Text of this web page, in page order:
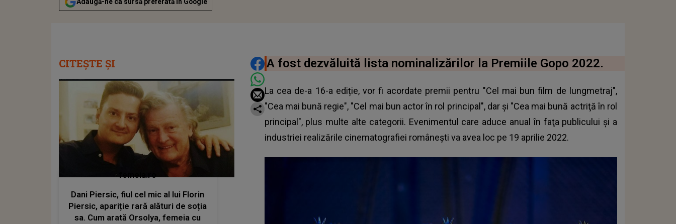
Adaugă-ne ca sursă preferată în Google
DISTRIBUIE ARTICOLUL
A fost dezvăluită lista nominalizărilor la Premiile Gopo 2022.
La cea de-a 16-a ediție, vor fi acordate premii pentru "Cel mai bun film de lungmetraj",
"Cea mai bună regie", "Cel mai bun actor în rol principal", dar şi "Cea mai bună actriţă în rol
principal", plus multe alte categorii. Evenimentul care aduce anual în faţa publicului şi a
industriei realizările cinematografiei româneşti va avea loc pe 19 aprilie 2022.
CITEȘTE ȘI
femeia.ro
Dani Piersic, fiul cel mic al lui Florin
Piersic, apariție rară alături de soția
sa. Cum arată Orsolya, femeia cu